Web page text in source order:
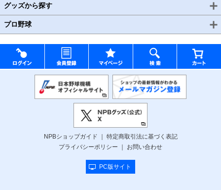
グッズから探す
プロ野球
NPBショップガイド
特定商取引法に基づく表記
プライバシーポリシー
お問い合わせ
PC版サイト